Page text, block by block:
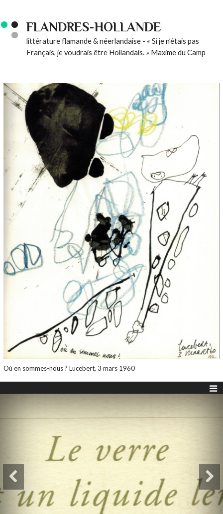
FLANDRES-HOLLANDE
littérature flamande & néerlandaise - « Si je n’étais pas
Français, je voudrais être Hollandais. » Maxime du Camp
Où en sommes-nous ? Lucebert, 3 mars 1960